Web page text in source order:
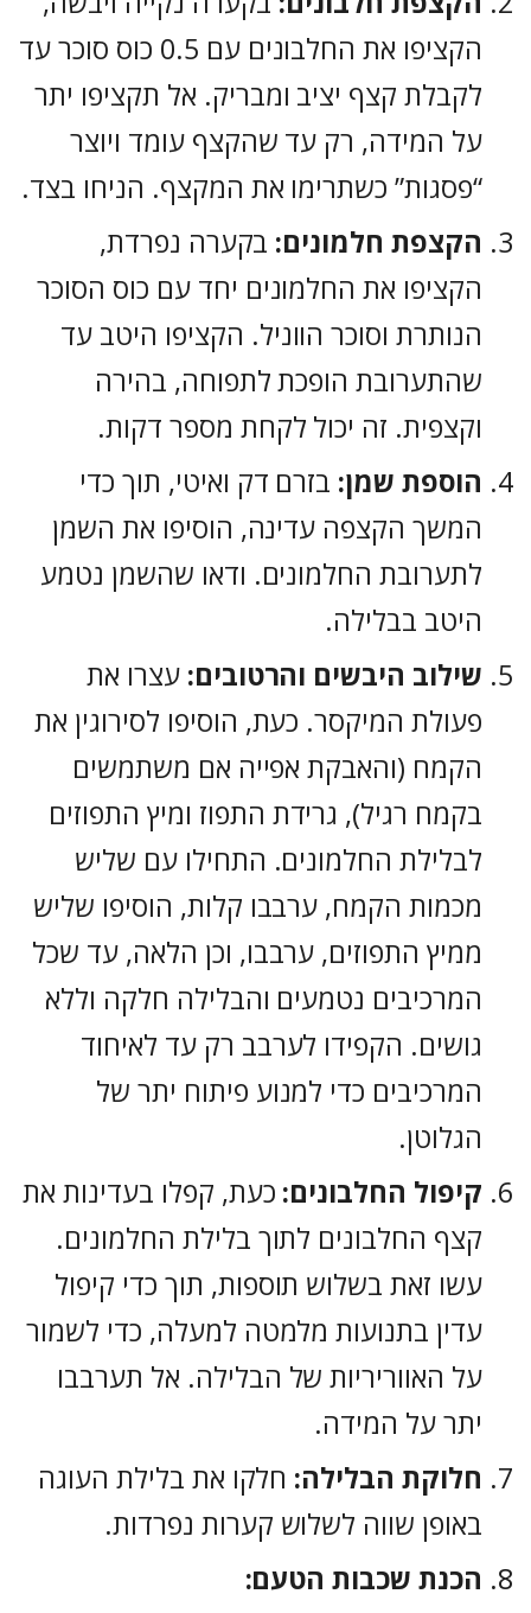
הקציפו את החלבונים עם 0.5 כוס סוכר עד
לקבלת קצף יציב ומבריק. אל תקציפו יתר
על המידה, רק עד שהקצף עומד ויוצר
“פסגות” כשתרימו את המקצף. הניחו בצד.
הקצפת חלמונים: בקערה נפרדת,
הקציפו את החלמונים יחד עם כוס הסוכר
הנותרת וסוכר הווניל. הקציפו היטב עד
שהתערובת הופכת לתפוחה, בהירה
וקצפית. זה יכול לקחת מספר דקות.
הוספת שמן: בזרם דק ואיטי, תוך כדי
המשך הקצפה עדינה, הוסיפו את השמן
לתערובת החלמונים. ודאו שהשמן נטמע
היטב בבלילה.
שילוב היבשים והרטובים: עצרו את
פעולת המיקסר. כעת, הוסיפו לסירוגין את
הקמח (והאבקת אפייה אם משתמשים
בקמח רגיל), גרידת התפוז ומיץ התפוזים
לבלילת החלמונים. התחילו עם שליש
מכמות הקמח, ערבבו קלות, הוסיפו שליש
ממיץ התפוזים, ערבבו, וכן הלאה, עד שכל
המרכיבים נטמעים והבלילה חלקה וללא
גושים. הקפידו לערבב רק עד לאיחוד
המרכיבים כדי למנוע פיתוח יתר של
הגלוטן.
קיפול החלבונים: כעת, קפלו בעדינות את
קצף החלבונים לתוך בלילת החלמונים.
עשו זאת בשלוש תוספות, תוך כדי קיפול
עדין בתנועות מלמטה למעלה, כדי לשמור
על האווריריות של הבלילה. אל תערבבו
יתר על המידה.
חלוקת הבלילה: חלקו את בלילת העוגה
באופן שווה לשלוש קערות נפרדות.
הכנת שכבות הטעם: